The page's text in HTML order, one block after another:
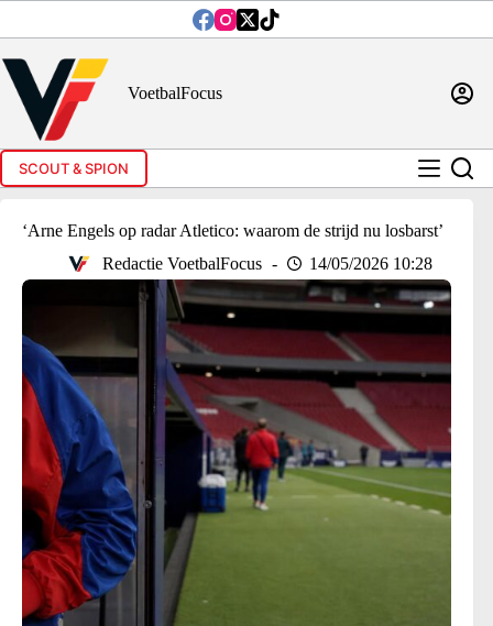
inhoud
VoetbalFocus
SCOUT & SPION
‘Arne Engels op radar Atletico: waarom de strijd nu losbarst’
Redactie VoetbalFocus
14/05/2026 10:28